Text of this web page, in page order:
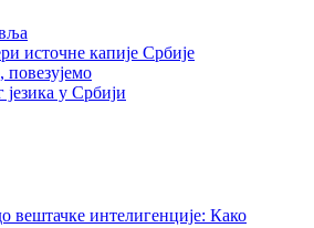
источне капије Србије
језика у Србији
вештачке интелигенције: Како